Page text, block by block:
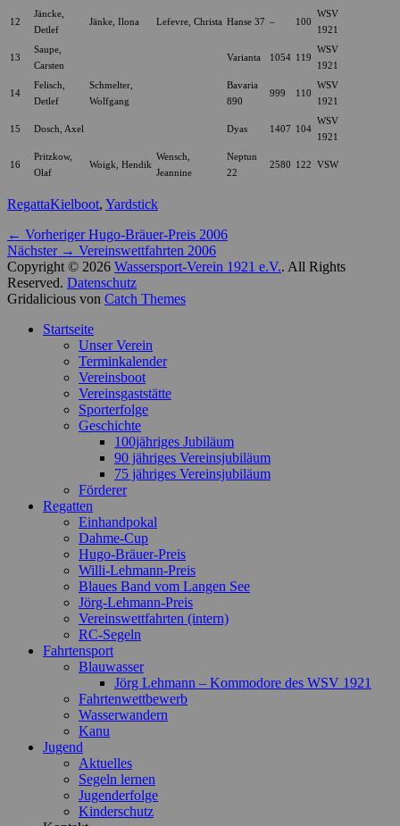
12
Jäncke,
Detlef
Jänke, Ilona Lefevre, Christa Hanse 37 – 100
WSV
1921
13
Saupe,
Carsten
Varianta 1054 119
WSV
1921
14
Felisch,
Detlef
Schmelter,
Wolfgang
Bavaria
890
999 110
WSV
1921
15 Dosch, Axel Dyas 1407 104
WSV
1921
16
Pritzkow,
Olaf
Woigk, Hendik
Wensch,
Jeannine
Neptun
22
2580 122 VSW
Kategorien
RegattaSchlagworte
Kielboot, Yardstick
Beitragsnavigation
← Vorheriger Vorheriger
Beitrag:
Hugo-Bräuer-Preis 2006
Nächster → Nächster
Beitrag:
Vereinswettfahrten 2006
Copyright © 2026 Wassersport-Verein 1921 e.V.. All Rights
Reserved. Datenschutz
Gridalicious von Catch Themes
oben
Startseite
Unser Verein
Terminkalender
Vereinsboot
Vereinsgaststätte
Sporterfolge
Geschichte
100jähriges Jubiläum
90 jähriges Vereinsjubiläum
75 jähriges Vereinsjubiläum
Förderer
Regatten
Einhandpokal
Dahme-Cup
Hugo-Bräuer-Preis
Willi-Lehmann-Preis
Blaues Band vom Langen See
Jörg-Lehmann-Preis
Vereinswettfahrten (intern)
RC-Segeln
Fahrtensport
Blauwasser
Jörg Lehmann – Kommodore des WSV 1921
Fahrtenwettbewerb
Wasserwandern
Kanu
Jugend
Aktuelles
Segeln lernen
Jugenderfolge
Kinderschutz